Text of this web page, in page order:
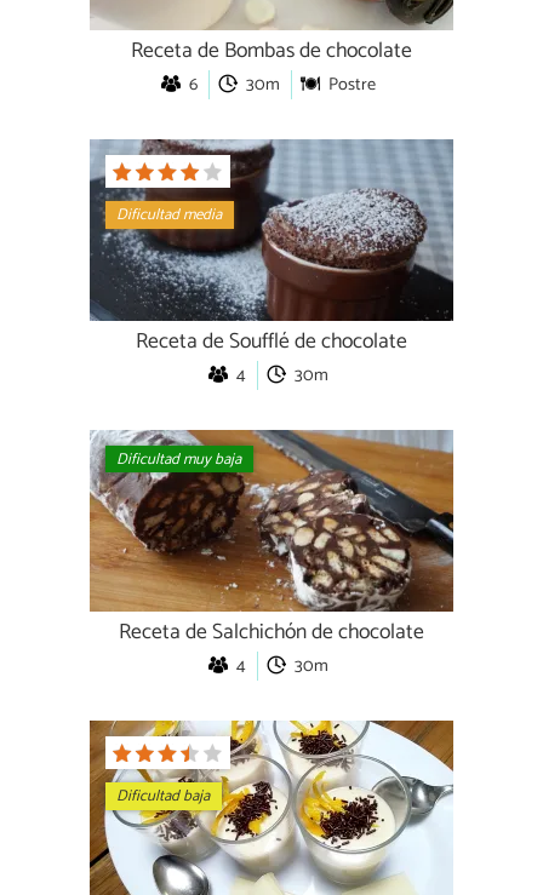
Receta de Bombas de chocolate
6 30m Postre
Dificultad media
Receta de Soufflé de chocolate
4 30m
Dificultad muy baja
Receta de Salchichón de chocolate
4 30m
Dificultad baja